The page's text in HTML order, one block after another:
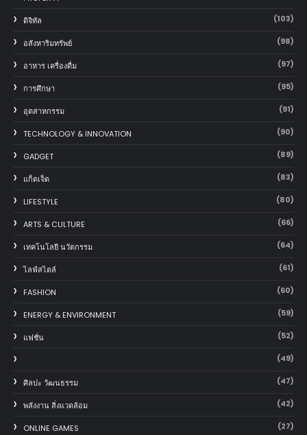
ดิจิทัล (103)
อสังหาริมทรัพย์ (98)
อาหาร เครื่องดื่ม (97)
การศึกษา (95)
อุตสาหกรรม (91)
TECHNOLOGY & INNOVATION (90)
GADGET (89)
แก็ตเจ็ต (83)
LIFESTYLE (80)
ARTS & CULTURE (66)
เทคโนโลยี นวัตกรรม (64)
ไลฟ์สไตล์ (61)
FASHION (60)
ENERGY & ENVIRONMENT (59)
แฟชั่น (52)
(49)
ศิลปะ วัฒนธรรม (47)
พลังงาน สิ่งแวดล้อม (42)
ONLINE GAMES (27)